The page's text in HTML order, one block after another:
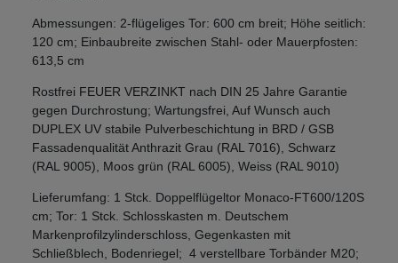
Abmessungen: 2-flügeliges Tor: 600 cm breit; Höhe seitlich:
120 cm; Einbaubreite zwischen Stahl- oder Mauerpfosten:
613,5 cm
Rostfrei FEUER VERZINKT nach DIN 25 Jahre Garantie
gegen Durchrostung; Wartungsfrei, Auf Wunsch auch
DUPLEX UV stabile Pulverbeschichtung in BRD / GSB
Fassadenqualität Anthrazit Grau (RAL 7016), Schwarz
(RAL 9005), Moos grün (RAL 6005), Weiss (RAL 9010)
Lieferumfang: 1 Stck. Doppelflügeltor Monaco-FT600/120S
cm; Tor: 1 Stck. Schlosskasten m. Deutschem
Markenprofilzylinderschloss, Gegenkasten mit
Schließblech, Bodenriegel; 4 verstellbare Torbänder M20;